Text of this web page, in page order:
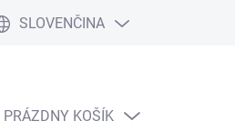
Vrátenie tovaru
SLOVENČINA
NÁKUPNÝ
PRÁZDNY KOŠÍK